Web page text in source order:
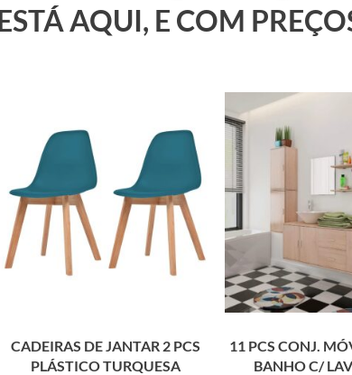
AQUI, E COM
CADEIRAS DE JANTAR 2 PCS
PLÁSTICO TURQUESA
11 PCS CONJ.
BANHO C/